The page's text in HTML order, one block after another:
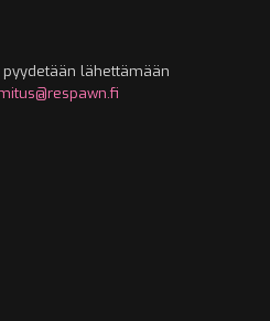
lähettämään